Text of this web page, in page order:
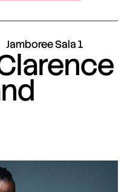
Jamboree Sala 1